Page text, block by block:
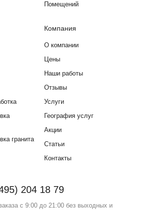
204 18 79
с 9:00 до 21:00 без выходных и
Помещений
гранита
Компания
О компании
Цены
Наши работы
Отзывы
Услуги
География услуг
Акции
Статьи
Контакты